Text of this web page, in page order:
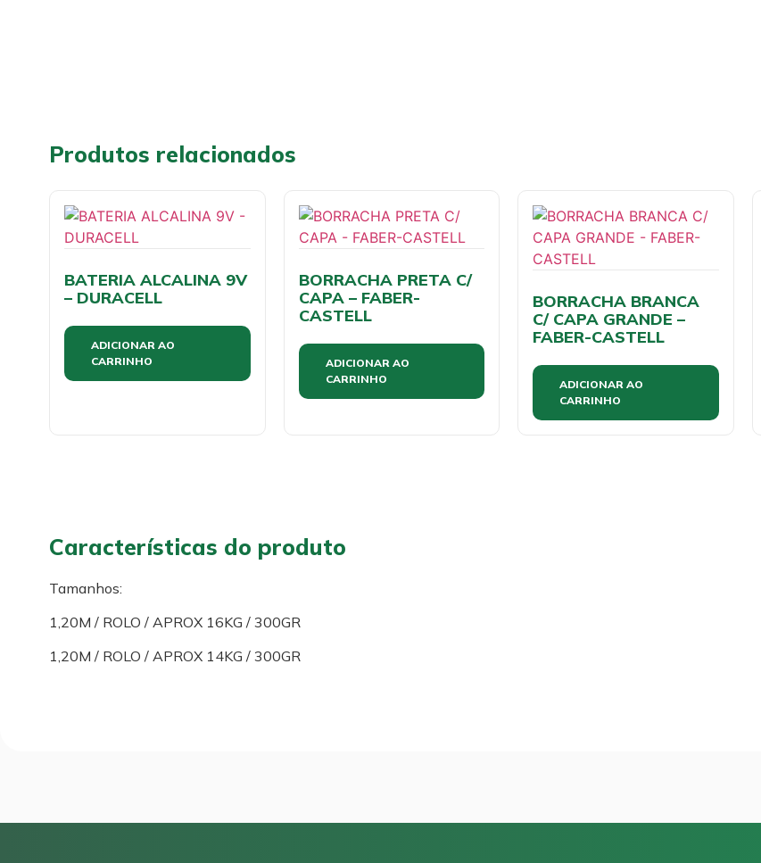
Produtos relacionados
BATERIA ALCALINA 9V
– DURACELL
ADICIONAR AO
CARRINHO
BORRACHA PRETA C/
CAPA – FABER-
CASTELL
ADICIONAR AO
CARRINHO
BORRACHA BRANCA
C/ CAPA GRANDE –
FABER-CASTELL
ADICIONAR AO
CARRINHO
Características do produto
Tamanhos:
1,20M / ROLO / APROX 16KG / 300GR
1,20M / ROLO / APROX 14KG / 300GR